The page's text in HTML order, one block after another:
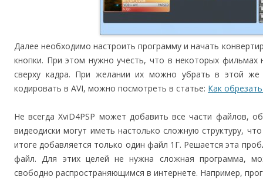
Далее необходимо настроить программу и начать
кнопки. При этом нужно учесть, что в некоторых фильмах
сверху кадра. При желании их можно убрать в этой
кодировать в AVI, можно посмотреть в статье: Как
Не всегда XviD4PSP может добавить все части файлов,
видеодиски могут иметь настолько сложную структуру,
итоге добавляется только один файл 1Г. Решается эта
файл. Для этих целей не нужна сложная программа,
свободно распространяющимся в интернете. Например,